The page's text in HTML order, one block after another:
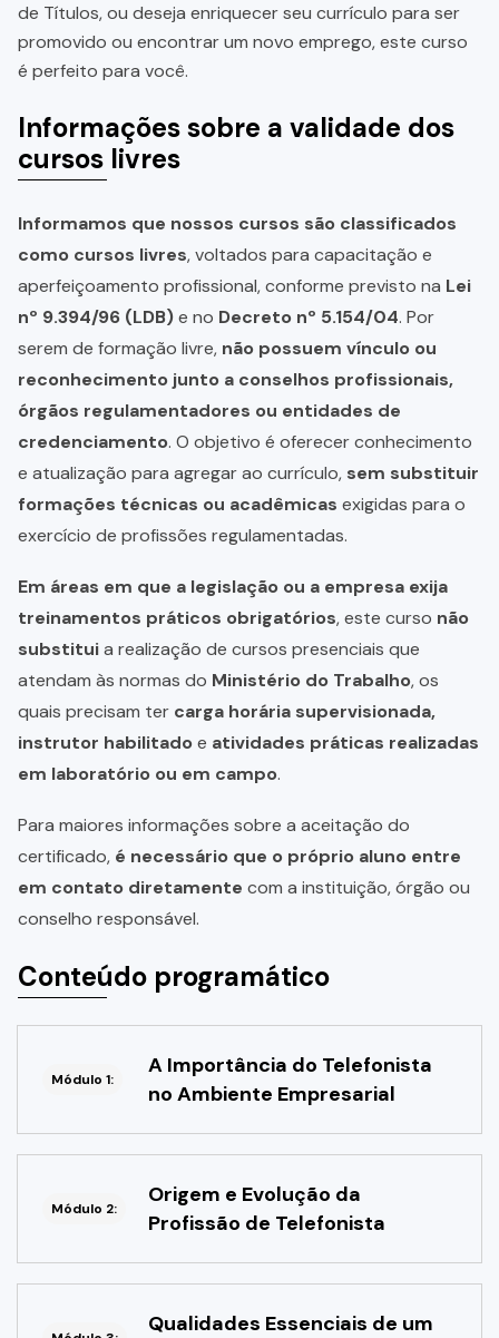
de Títulos, ou deseja enriquecer seu currículo para ser
promovido ou encontrar um novo emprego, este curso
é perfeito para você.
Informações sobre a validade dos
cursos livres
Informamos que nossos cursos são classificados
como cursos livres, voltados para capacitação e
aperfeiçoamento profissional, conforme previsto na Lei
nº 9.394/96 (LDB)e no Decreto nº 5.154/04. Por
serem de formação livre, não possuem vínculo ou
reconhecimento junto a conselhos profissionais,
órgãos regulamentadores ou entidades de
credenciamento. O objetivo é oferecer conhecimento
e atualização para agregar ao currículo, sem substituir
formações técnicas ou acadêmicas exigidas para o
exercício de profissões regulamentadas.
Em áreas em que a legislação ou a empresa exija
treinamentos práticos obrigatórios, este curso não
substituia realização de cursos presenciais que
atendam às normas do Ministério do Trabalho, os
quais precisam ter carga horária supervisionada,
instrutor habilitadoe atividades práticas realizadas
em laboratório ou em campo.
Para maiores informações sobre a aceitação do
certificado, é necessário que o próprio aluno entre
em contato diretamente com a instituição, órgão ou
conselho responsável.
Conteúdo programático
Módulo 1:
A Importância do Telefonista
no Ambiente Empresarial
Módulo 2:
Origem e Evolução da
Profissão de Telefonista
Qualidades Essenciais de um